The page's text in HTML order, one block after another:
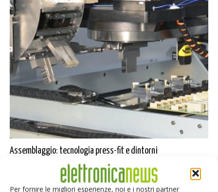
Per fornire le migliori esperienze, noi e i nostri partner
Assemblaggio: tecnologia press-fit e dintorni
8 Maggio 2025
Il press-fit è un metodo di assemblaggio meccanico che sfrutta la
pressione per unire tra loro parti di dimensioni leggermente